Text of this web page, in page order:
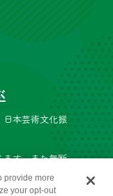
本芸術文化振
す。また無断
provide more
your opt-out